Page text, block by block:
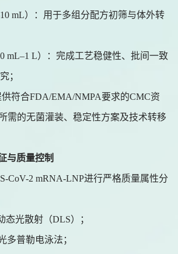
mL）：用于多组分配方初筛与体外转
mL–1 L）：完成工艺稳健性、批间一致
；
符合FDA/EMA/NMPA要求的CMC资
需的无菌灌装、稳定性方案及技术转移
与质量控制
CoV-2 mRNA-LNP进行严格质量属性分
态光散射（DLS）；
多普勒电泳法；